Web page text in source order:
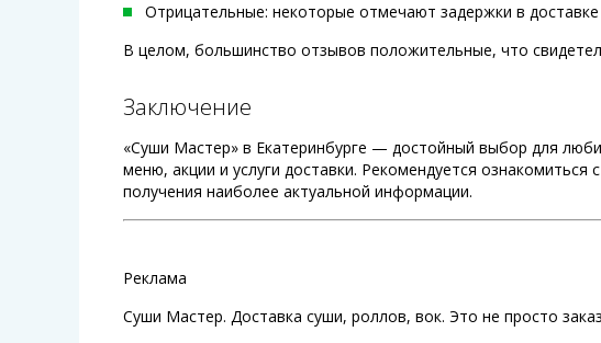
Отрицательные: некоторые отмечают задержки в
В целом, большинство отзывов положительные, что
Заключение
«Суши Мастер» в Екатеринбурге — достойный выбор для
меню, акции и услуги доставки. Рекомендуется
получения наиболее актуальной информации.
Реклама
Суши Мастер. Доставка суши, роллов, вок. Это не просто